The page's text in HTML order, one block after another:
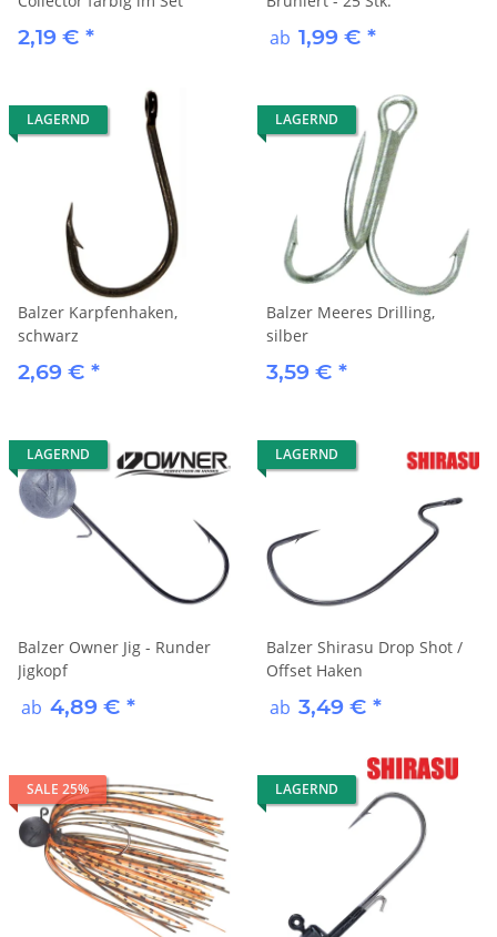
2,19 € * ab 1,99 € *
LAGERND
Balzer Karpfenhaken,
schwarz
2,69 € *
LAGERND
Balzer Meeres Drilling,
silber
3,59 € *
LAGERND
Balzer Owner Jig - Runder
Jigkopf
ab 4,89 € *
LAGERND
Balzer Shirasu Drop Shot /
Offset Haken
ab 3,49 € *
SALE 25% LAGERND